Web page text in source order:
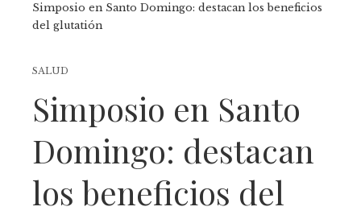
Simposio en Santo Domingo: destacan los beneficios
del glutatión
SALUD
Simposio en Santo
Domingo: destacan
los beneficios del